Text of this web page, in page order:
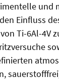
und
Einfluss
Ti-6Al-4V